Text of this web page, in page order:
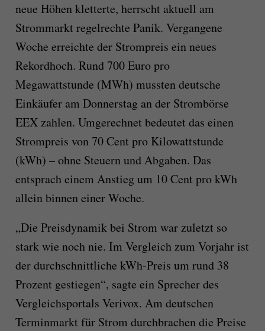
neue Höhen kletterte, herrscht aktuell am
Strommarkt regelrechte Panik. Vergangene
Woche erreichte der Strompreis ein neues
Rekordhoch. Rund 700 Euro pro
Megawattstunde (MWh) mussten deutsche
Einkäufer am Donnerstag an der Strombörse
EEX zahlen. Umgerechnet bedeutet das einen
Strompreis von 70 Cent pro Kilowattstunde
(kWh) – ohne Steuern und Abgaben. Das
entsprach einem Anstieg um 10 Cent pro kWh
allein binnen einer Woche.
„Die Preisdynamik bei Strom war zuletzt so
stark wie noch nie. Im Vergleich zum Vorjahr ist
der durchschnittliche kWh-Preis um rund 38
Prozent gestiegen“, sagte ein Sprecher des
Vergleichsportals Verivox. Am deutschen
Terminmarkt für Strom durchbrachen die Preise